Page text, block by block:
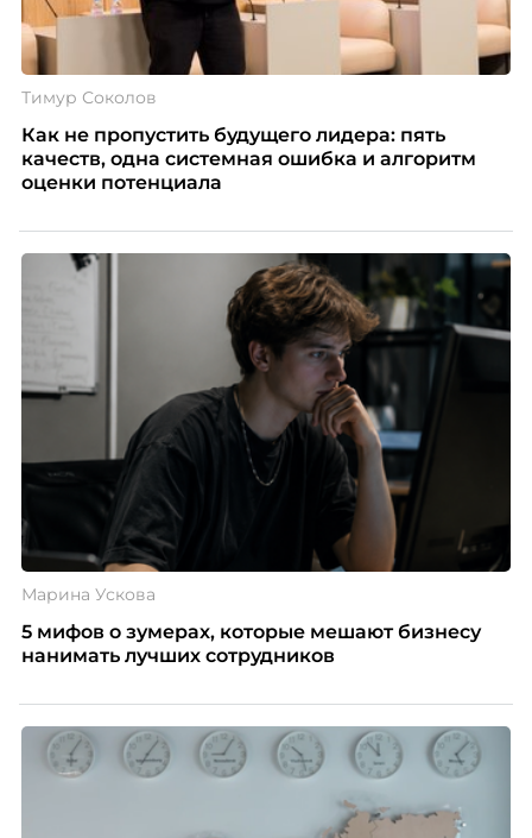
Тимур Соколов
Как не пропустить будущего лидера: пять
качеств, одна системная ошибка и алгоритм
оценки потенциала
Марина Ускова
5 мифов о зумерах, которые мешают бизнесу
нанимать лучших сотрудников